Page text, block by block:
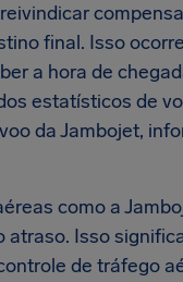
final. Isso
a hora de
estatísticos de
da Jambojet,
como a
atraso. Isso
de tráfego